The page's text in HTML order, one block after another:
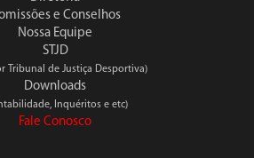
e Conselhos
Nossa Equipe
STJD
Tribunal de Justiça Desportiva)
Downloads
Inquéritos e etc)
Fale Conosco